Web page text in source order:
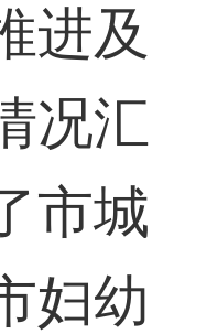
进及
况汇
市城
妇幼